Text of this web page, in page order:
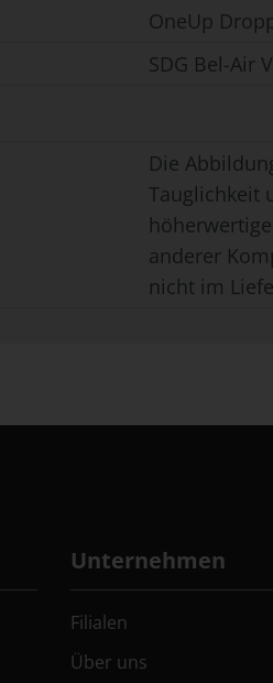
OneUp
SDG Bel-Air
Die
Tauglichkeit
anderer
nicht im
Unternehmen
Filialen
Über uns